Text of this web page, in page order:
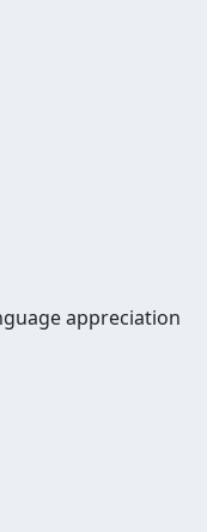
appreciation